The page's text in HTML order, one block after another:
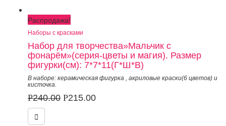
Распродажа!
Наборы с красками
Набор для творчества»Мальчик с
фонарём»(серия-цветы и магия). Размер
фигурки(см): 7*7*11(Г*Ш*В)
В наборе: керамическая фигурка , акриловые краски(6 цветов) и
кисточка.
Р240.00 Р215.00